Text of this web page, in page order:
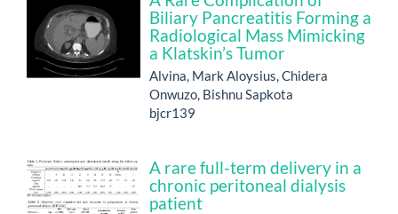
Biliary Pancreatitis Forming a
Radiological Mass Mimicking
a Klatskin’s Tumor
Alvina, Mark Aloysius, Chidera
Onwuzo, Bishnu Sapkota
bjcr139
A rare full-term delivery in a
chronic peritoneal dialysis
patient